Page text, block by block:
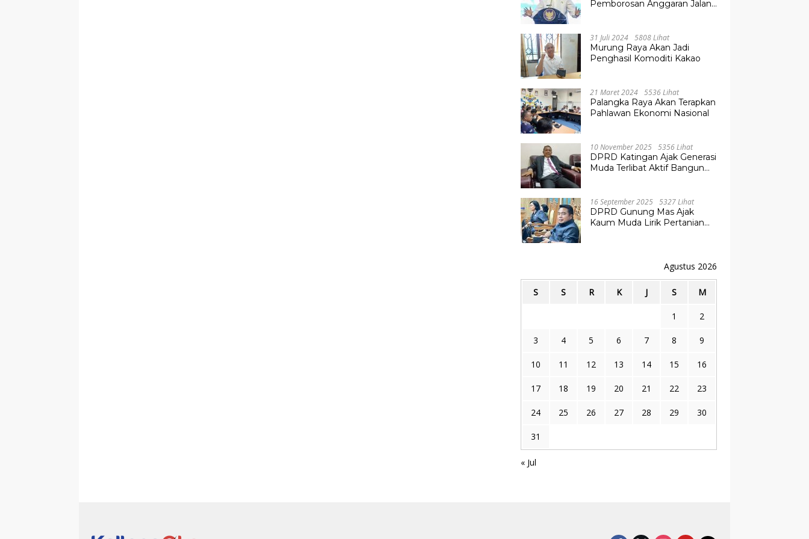
Pemborosan Anggaran Jalan
31 Juli 2024 5808 Lihat
Murung Raya Akan Jadi
Penghasil Komoditi Kakao
21 Maret 2024 5536 Lihat
Palangka Raya Akan Terapkan
Pahlawan Ekonomi Nasional
10 November 2025 5356 Lihat
DPRD Katingan Ajak Generasi
Muda Terlibat Aktif Bangun
16 September 2025 5327 Lihat
DPRD Gunung Mas Ajak
Kaum Muda Lirik Pertanian
Agustus 2026
S S R K J S M
1 2
3 4 5 6 7 8 9
10 11 12 13 14 15 16
17 18 19 20 21 22 23
24 25 26 27 28 29 30
31
« Jul